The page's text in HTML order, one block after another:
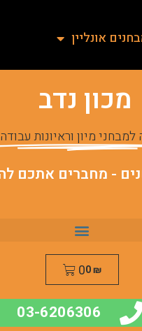
אונליין
מכון נדב
מיון וראיונות עבודה
0₪
0
03-6206306